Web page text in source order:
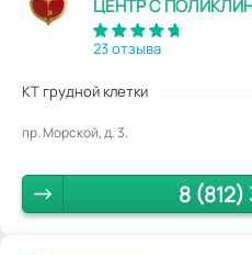
ЦЕНТР С
23 отзыва
КТ грудной клетки
пр. Морской, д. 3.
8